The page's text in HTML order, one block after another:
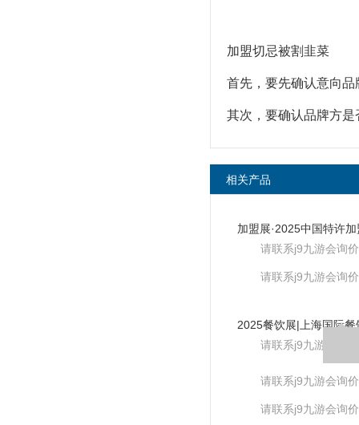
加盟切忌被割韭菜
首先，要先确认意向
其次，要确认品牌方
相关产品
请联系j9九游会询价
请联系j9九游会询价
请联系j9九游会询价
请联系j9九游会询价
请联系j9九游会询价